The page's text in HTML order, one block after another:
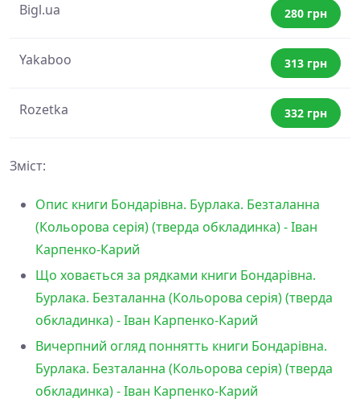
Bigl.ua 280 грн
Yakaboo 313 грн
Rozetka 332 грн
Зміст:
Опис книги Бондарівна. Бурлака. Безталанна
(Кольорова серія) (тверда обкладинка) - Іван
Карпенко-Карий
Що ховається за рядками книги Бондарівна.
Бурлака. Безталанна (Кольорова серія) (тверда
обкладинка) - Іван Карпенко-Карий
Вичерпний огляд поннятть книги Бондарівна.
Бурлака. Безталанна (Кольорова серія) (тверда
обкладинка) - Іван Карпенко-Карий